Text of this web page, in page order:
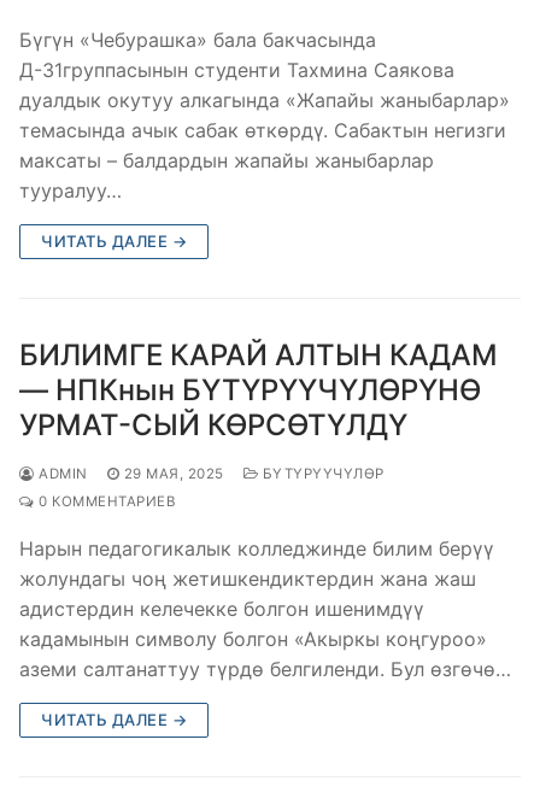
Бүгүн «Чебурашка» бала бакчасында
Д-31группасынын студенти Тахмина Саякова
дуалдык окутуу алкагында «Жапайы жаныбарлар»
темасында ачык сабак өткөрдү. Сабактын негизги
максаты – балдардын жапайы жаныбарлар
тууралуу…
ЧИТАТЬ ДАЛЕЕ →
БИЛИМГЕ КАРАЙ АЛТЫН КАДАМ
— НПКнын БҮТҮРҮҮЧҮЛӨРҮНӨ
УРМАТ-СЫЙ КӨРСӨТҮЛДҮ
ADMIN 29 МАЯ, 2025
БҮТҮРҮҮЧҮЛӨР
0 КОММЕНТАРИЕВ
Нарын педагогикалык колледжинде билим берүү
жолундагы чоң жетишкендиктердин жана жаш
адистердин келечекке болгон ишенимдүү
кадамынын символу болгон «Акыркы коңгуроо»
аземи салтанаттуу түрдө белгиленди. Бул өзгөчө…
ЧИТАТЬ ДАЛЕЕ →